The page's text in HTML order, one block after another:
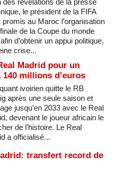
le président de la FIFA
promis au Maroc l’organisation
de la Coupe du monde
d’obtenir un appui politique,
crise...
Madrid pour un
millions d’euros
ivoirien quitte le RB
après une seule saison et
jusqu’en 2033 avec le Real
devenant le joueur africain le
de l’histoire. Le Real
a officialisé...
transfert record de